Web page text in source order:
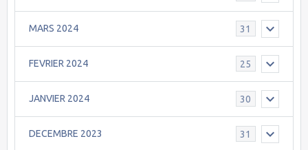
MARS 2024 31
FEVRIER 2024 25
JANVIER 2024 30
DECEMBRE 2023 31